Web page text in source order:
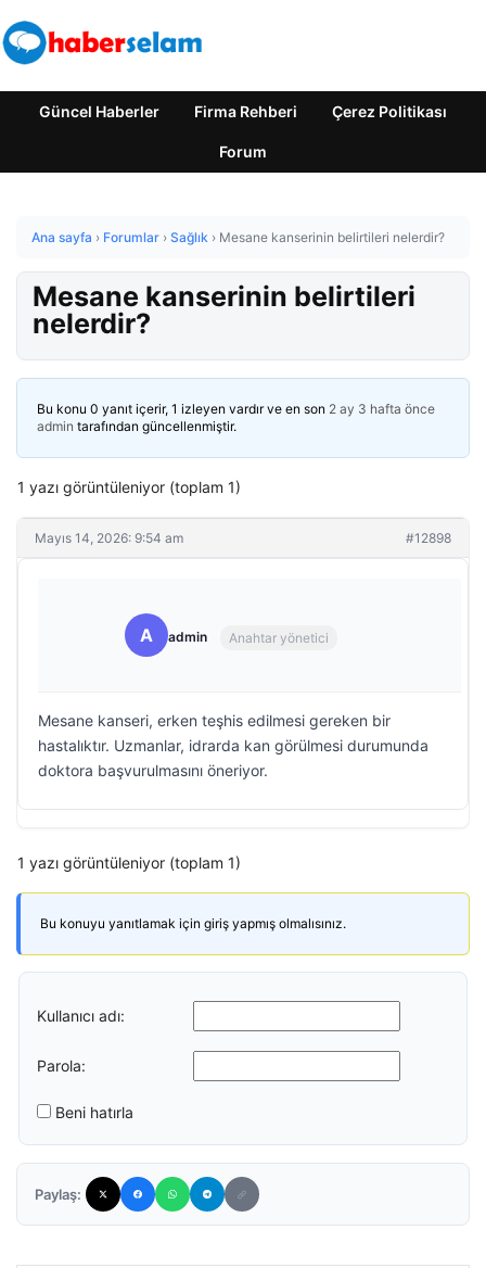
Güncel Haberler Firma Rehberi Çerez Politikası
Forum
Ana sayfa › Forumlar › Sağlık › Mesane kanserinin belirtileri nelerdir?
Mesane kanserinin belirtileri
nelerdir?
Bu konu 0 yanıt içerir, 1 izleyen vardır ve en son 2 ay 3 hafta önce
admin tarafından güncellenmiştir.
1 yazı görüntüleniyor (toplam 1)
Mayıs 14, 2026: 9:54 am #12898
A admin Anahtar yönetici
Mesane kanseri, erken teşhis edilmesi gereken bir
hastalıktır. Uzmanlar, idrarda kan görülmesi durumunda
doktora başvurulmasını öneriyor.
1 yazı görüntüleniyor (toplam 1)
Bu konuyu yanıtlamak için giriş yapmış olmalısınız.
Kullanıcı adı:
Parola:
Beni hatırla
Paylaş: